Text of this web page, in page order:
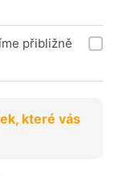
přibližně
které vás